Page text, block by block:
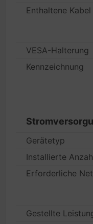
Enthaltene Kabel
VESA-Halterung
Kennzeichnung
Gerätetyp
Installierte
Erforderliche
Gestellte